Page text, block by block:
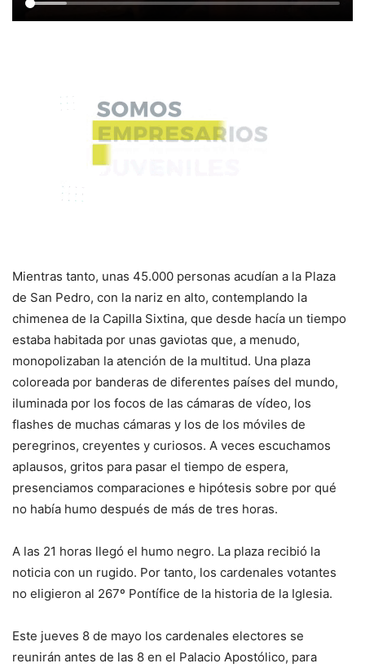
Mientras tanto, unas 45.000 personas acudían a la Plaza
de San Pedro, con la nariz en alto, contemplando la
chimenea de la Capilla Sixtina, que desde hacía un tiempo
estaba habitada por unas gaviotas que, a menudo,
monopolizaban la atención de la multitud. Una plaza
coloreada por banderas de diferentes países del mundo,
iluminada por los focos de las cámaras de vídeo, los
flashes de muchas cámaras y los de los móviles de
peregrinos, creyentes y curiosos. A veces escuchamos
aplausos, gritos para pasar el tiempo de espera,
presenciamos comparaciones e hipótesis sobre por qué
no había humo después de más de tres horas.
A las 21 horas llegó el humo negro. La plaza recibió la
noticia con un rugido. Por tanto, los cardenales votantes
no eligieron al 267º Pontífice de la historia de la Iglesia.
Este jueves 8 de mayo los cardenales electores se
reunirán antes de las 8 en el Palacio Apostólico, para